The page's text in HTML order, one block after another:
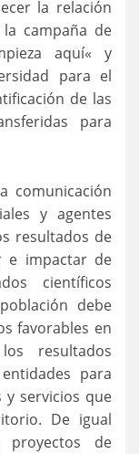
la relación
campaña de
aquí« y
para el
de las
para
comunicación
y agentes
resultados de
e impactar de
científicos
debe
favorables en
resultados
para
servicios que
De igual
proyectos de